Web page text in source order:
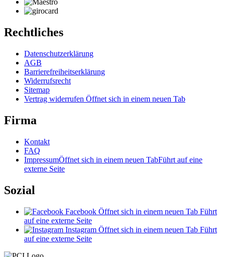
Rechtliches
Datenschutzerklärung
AGB
Barrierefreiheitserklärung
Widerrufsrecht
Sitemap
Vertrag widerrufen Öffnet sich in einem neuen Tab
Firma
Kontakt
FAQ
ImpressumÖffnet sich in einem neuen TabFührt auf eine
externe Seite
Sozial
Facebook Öffnet sich in einem neuen Tab Führt
auf eine externe Seite
Instagram Öffnet sich in einem neuen Tab Führt
auf eine externe Seite